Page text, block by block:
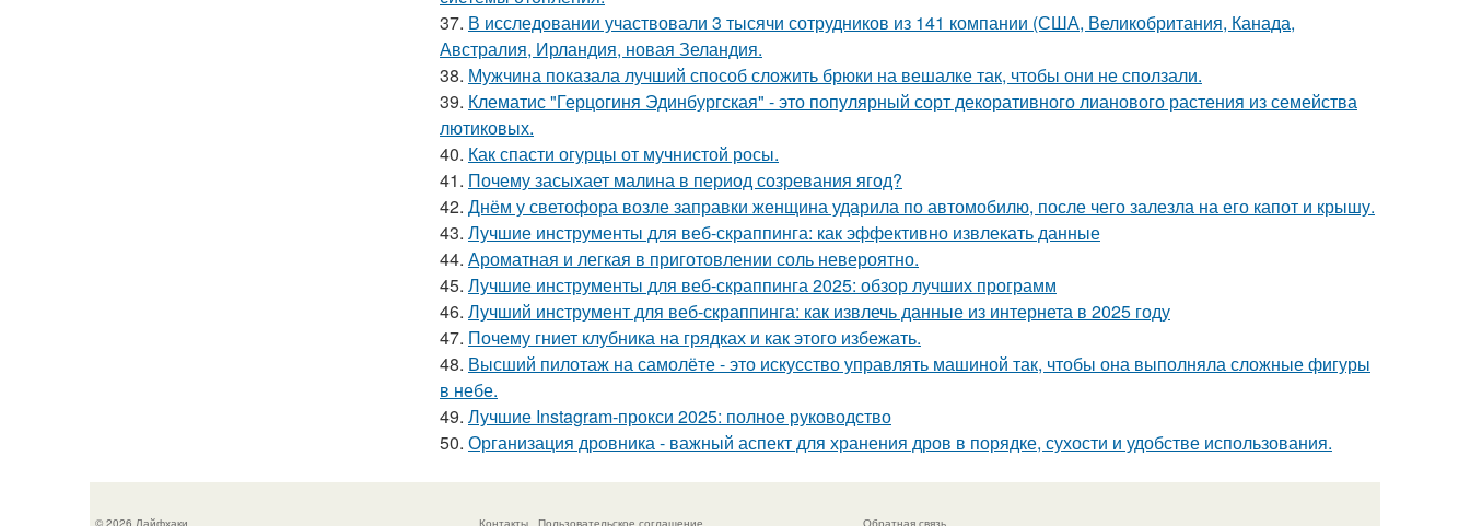
37. В исследовании участвовали 3 тысячи сотрудников из 141 компании (США, Великобритания, Канада,
Австралия, Ирландия, новая Зеландия.
38. Мужчина показала лучший способ сложить брюки на вешалке так, чтобы они не сползали.
39. Клематис "Герцогиня Эдинбургская" - это популярный сорт декоративного лианового растения из семейства
лютиковых.
40. Как спасти огурцы от мучнистой росы.
41. Почему засыхает малина в период созревания ягод?
42. Днём у светофора возле заправки женщина ударила по автомобилю, после чего залезла на его капот и крышу.
43. Лучшие инструменты для веб-скраппинга: как эффективно извлекать данные
44. Ароматная и легкая в приготовлении соль невероятно.
45. Лучшие инструменты для веб-скраппинга 2025: обзор лучших программ
46. Лучший инструмент для веб-скраппинга: как извлечь данные из интернета в 2025 году
47. Почему гниет клубника на грядках и как этого избежать.
48. Высший пилотаж на самолёте - это искусство управлять машиной так, чтобы она выполняла сложные фигуры
в небе.
49. Лучшие Instagram-прокси 2025: полное руководство
50. Организация дровника - важный аспект для хранения дров в порядке, сухости и удобстве использования.